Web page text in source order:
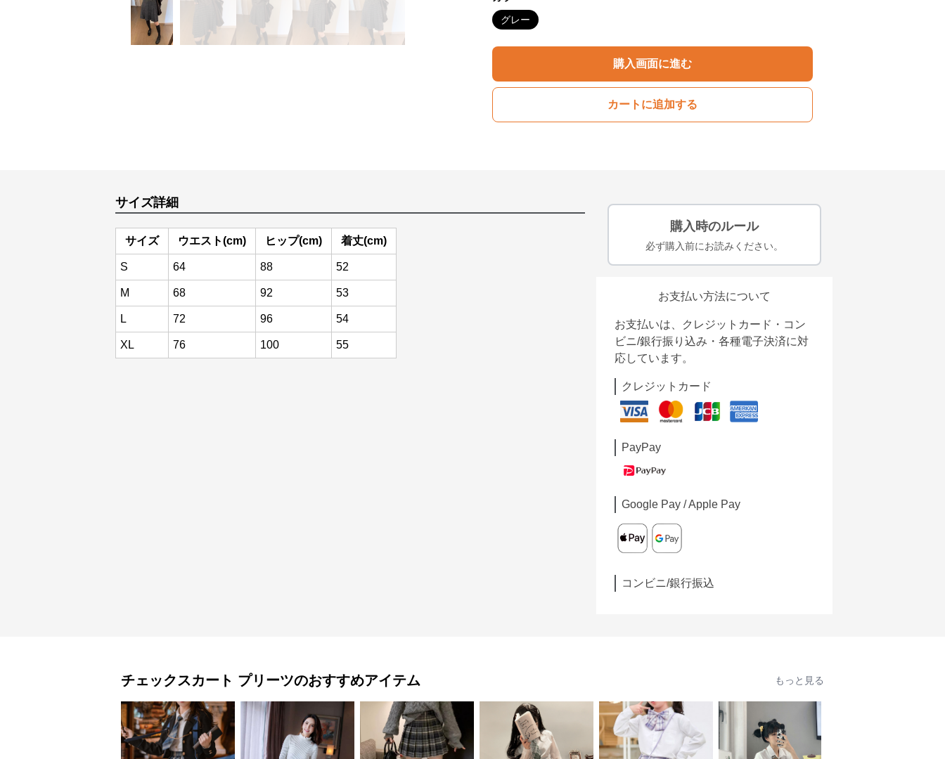
グレー
購入画面に進む
カートに追加する
サイズ詳細
サイズ ウエスト(cm) ヒップ(cm) 着丈(cm)
S 64 88 52
M 68 92 53
L 72 96 54
XL 76 100 55
購入時のルール
必ず購入前にお読みください。
お支払い方法について
お支払いは、クレジットカード・コン
ビニ/銀行振り込み・各種電子決済に対
応しています。
クレジットカード
PayPay
Google Pay / Apple Pay
コンビニ/銀行振込
チェックスカート プリーツのおすすめアイテム もっと見る